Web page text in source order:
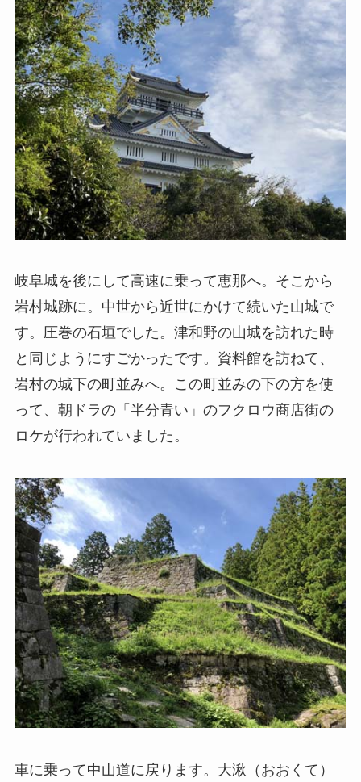
岐阜城を後にして高速に乗って恵那へ。そこから
岩村城跡に。中世から近世にかけて続いた山城で
す。圧巻の石垣でした。津和野の山城を訪れた時
と同じようにすごかったです。資料館を訪ねて、
岩村の城下の町並みへ。この町並みの下の方を使
って、朝ドラの「半分青い」のフクロウ商店街の
ロケが行われていました。
車に乗って中山道に戻ります。大湫（おおくて）